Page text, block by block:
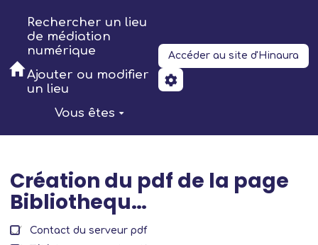
Aller au contenu principal
Rechercher un lieu
de médiation
numérique
Ajouter ou modifier
un lieu
Vous êtes
Accéder au site d'Hinaura
Création du pdf de la page
Bibliothequ…
Contact du serveur pdf